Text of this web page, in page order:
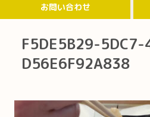
お問い合わせ
F5DE5B29-5DC7-
D56E6F92A838